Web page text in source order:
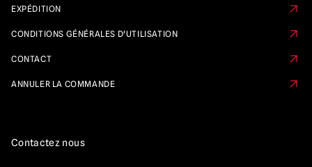
EXPÉDITION
CONDITIONS GÉNÉRALES D'UTILISATION
CONTACT
ANNULER LA COMMANDE
Contactez nous